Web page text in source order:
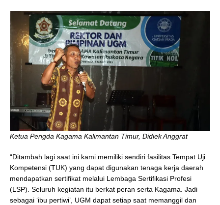
Ketua Pengda Kagama Kalimantan Timur, Didiek Anggrat
“Ditambah lagi saat ini kami memiliki sendiri fasilitas Tempat Uji
Kompetensi (TUK) yang dapat digunakan tenaga kerja daerah
mendapatkan sertifikat melalui Lembaga Sertifikasi Profesi
(LSP). Seluruh kegiatan itu berkat peran serta Kagama. Jadi
sebagai ‘ibu pertiwi’, UGM dapat setiap saat memanggil dan